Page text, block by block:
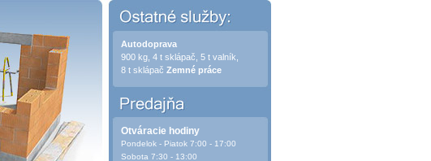
Autodoprava
900 kg, 4 t sklápač, 5 t valník,
8 t sklápač Zemné práce
Otváracie hodiny
Pondelok - Piatok 7:00 - 17:00
Sobota 7:30 - 13:00